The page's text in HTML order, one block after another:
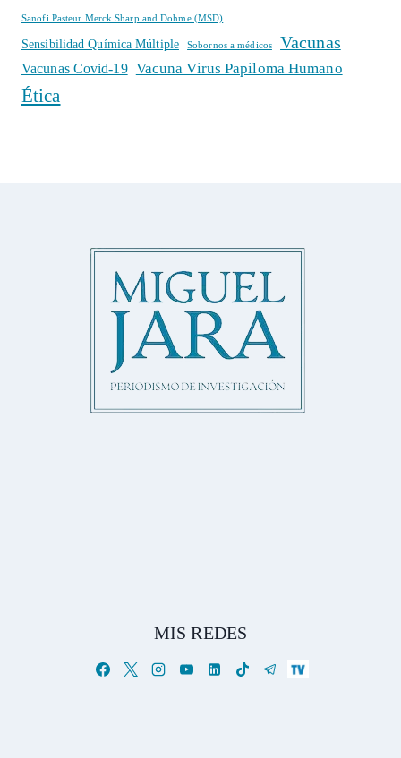
Sanofi Pasteur Merck Sharp and Dohme (MSD)
Sensibilidad Química Múltiple Sobornos a médicos Vacunas
Vacunas Covid-19 Vacuna Virus Papiloma Humano
Ética
MIS REDES